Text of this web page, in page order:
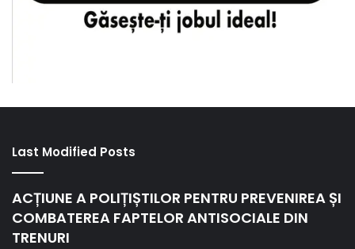
Last Modified Posts
ACȚIUNE A POLIȚIȘTILOR PENTRU PREVENIREA ȘI
COMBATEREA FAPTELOR ANTISOCIALE DIN
TRENURI